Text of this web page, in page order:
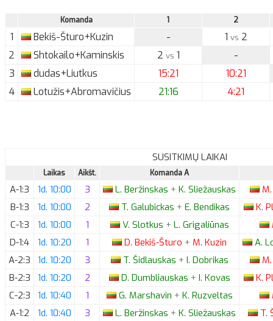
Komanda 1 2
1 Bekiš-Šturo+Kuzin - 1 vs 2
2
Shtokailo+Kaminskis 2 vs 1
-
3
dudas+Liutkus 15:21
10:21
4
Lotužis+Abromavičius 21:16 4:21
SUSITKIMŲ LAIKAI
Laikas Aikšt. Komanda A
A-1:3 1d. 10:00 3 L. Beržinskas + K. Sliežauskas M.
B-1:3
1d. 10:00 2 T. Galubickas + E. Bendikas K.
C-1:3
1d. 10:00 1 V. Slotkus + L. Grigaliūnas
D-1:4
1d. 10:20 1 D. Bekiš-Šturo + M. Kuzin A.
A-2:3
1d. 10:20 3 T. Šidlauskas + I. Dobrikas M.
B-2:3
1d. 10:20 2 D. Dumbliauskas + I. Kovas K.
C-2:3
1d. 10:40 1 G. Marshavin + K. Ruzveltas
A-1:2
1d. 10:40 3 L. Beržinskas + K. Sliežauskas T.